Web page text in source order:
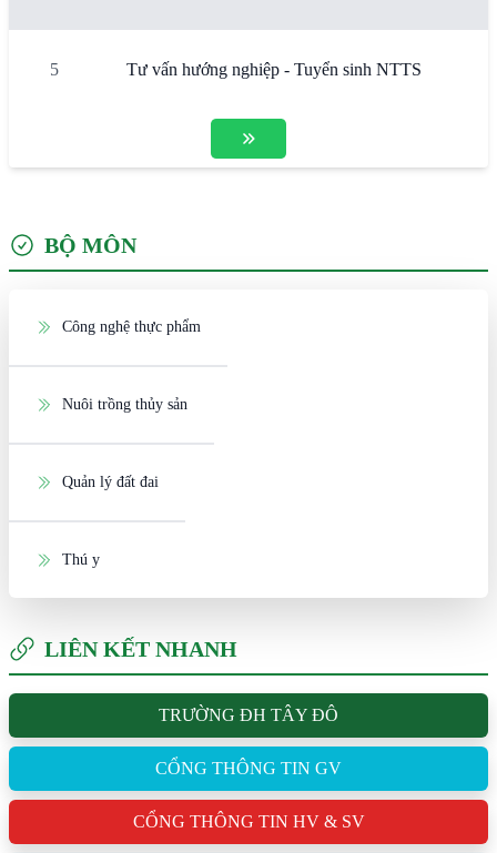
5 Tư vấn hướng nghiệp - Tuyển sinh NTTS
BỘ MÔN
Công nghệ thực phẩm
Nuôi trồng thủy sản
Quản lý đất đai
Thú y
LIÊN KẾT NHANH
TRƯỜNG ĐH TÂY ĐÔ
CỔNG THÔNG TIN GV
CỔNG THÔNG TIN HV & SV